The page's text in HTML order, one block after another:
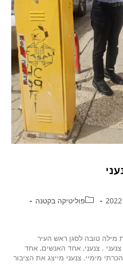
פוליטיקה בקטנה
מילה טובה לסגן ראש העיר
. צנעני, אחד האנשים, אחד
מימיי. צנעני מייצג את הציבור